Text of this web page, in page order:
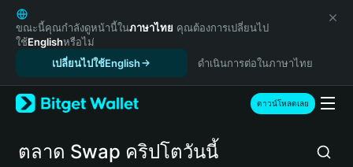
English
日本語
Tiếng Việt
Español (Latinoamérica)
Türkçe
Deutsch
ขณะนี้คุณกำลังดูหน้านี้ในภาษาไทย คุณต้องการเปลี่ยนไป
ใช้Englishหรือไม่
เปลี่ยนไปใช้English
ดำเนินการต่อในภาษาไทย
ดาวน์โหลดเลย
ตลาด Swap คริปโตวันนี้